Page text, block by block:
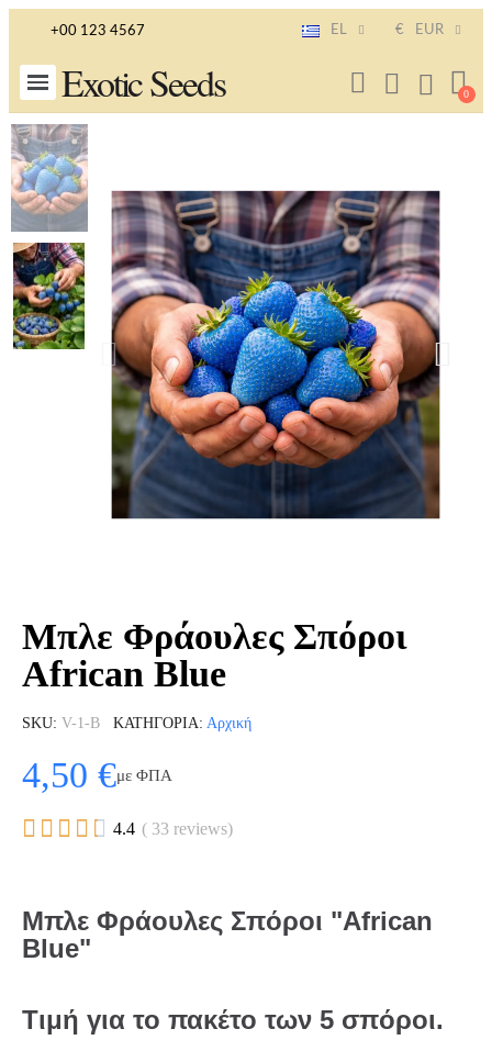
+00 123 4567 EL € EUR
Exotic Seeds
Μπλε Φράουλες Σπόροι
African Blue
SKU V-1-B ΚΑΤΗΓΟΡΊΑ Αρχική
4,50 €με ΦΠΑ
     4.4 ( 33 reviews)
Μπλε Φράουλες Σπόροι "African
Blue"
Τιμή για το πακέτο των 5 σπόροι.